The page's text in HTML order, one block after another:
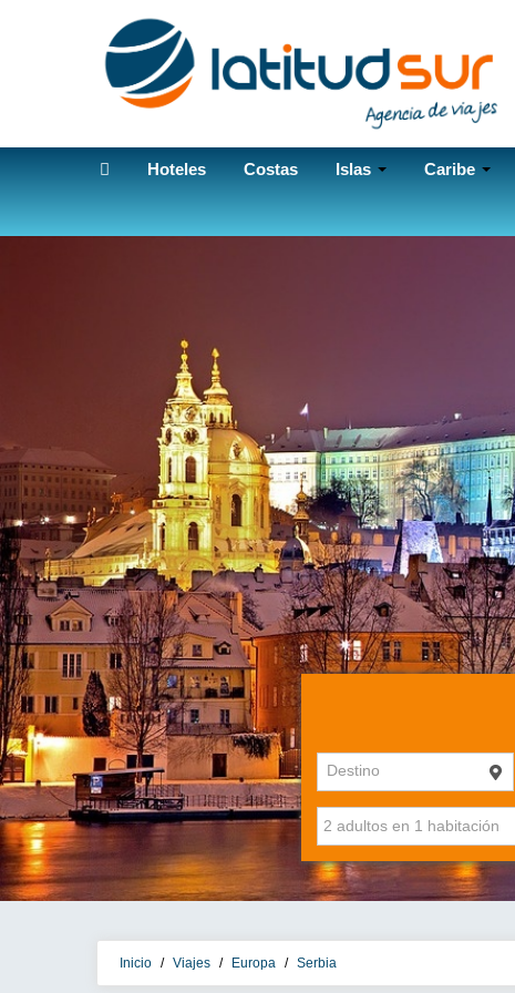
Hoteles Costas Islas Caribe
Destino
Inicio / Viajes / Europa / Serbia